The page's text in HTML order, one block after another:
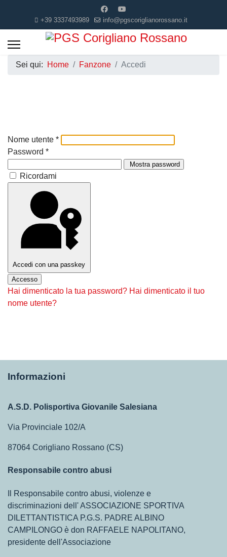
+39 3337493989 info@pgscoriglianorossano.it
Sei qui: Home Fanzone Accedi
Nome utente *
Password *
Mostra password
Ricordami
Accedi con una passkey
Accesso
Hai dimenticato la tua password? Hai dimenticato il tuo
nome utente?
Informazioni
A.S.D. Polisportiva Giovanile Salesiana
Via Provinciale 102/A
87064 Corigliano Rossano (CS)
Responsabile contro abusi
Il Responsabile contro abusi, violenze e
discriminazioni dell' ASSOCIAZIONE SPORTIVA
DILETTANTISTICA P.G.S. PADRE ALBINO
CAMPILONGO è don RAFFAELE NAPOLITANO,
presidente dell'Associazione